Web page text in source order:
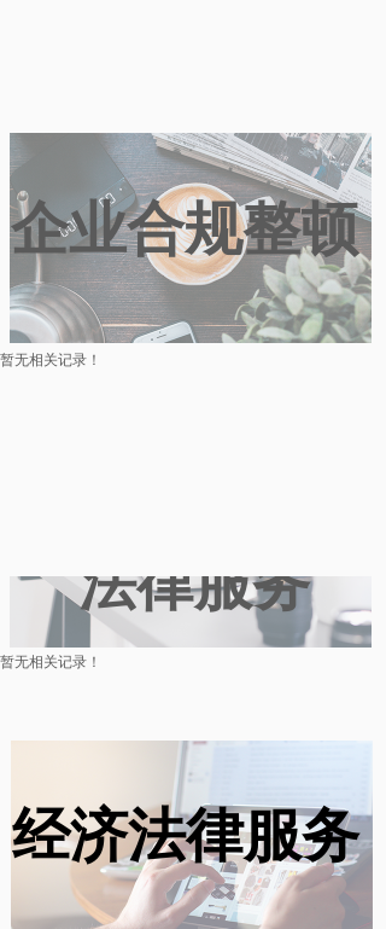
暂无相关记录！
企业合规整顿
暂无相关记录！
法律服务
经济法律服务